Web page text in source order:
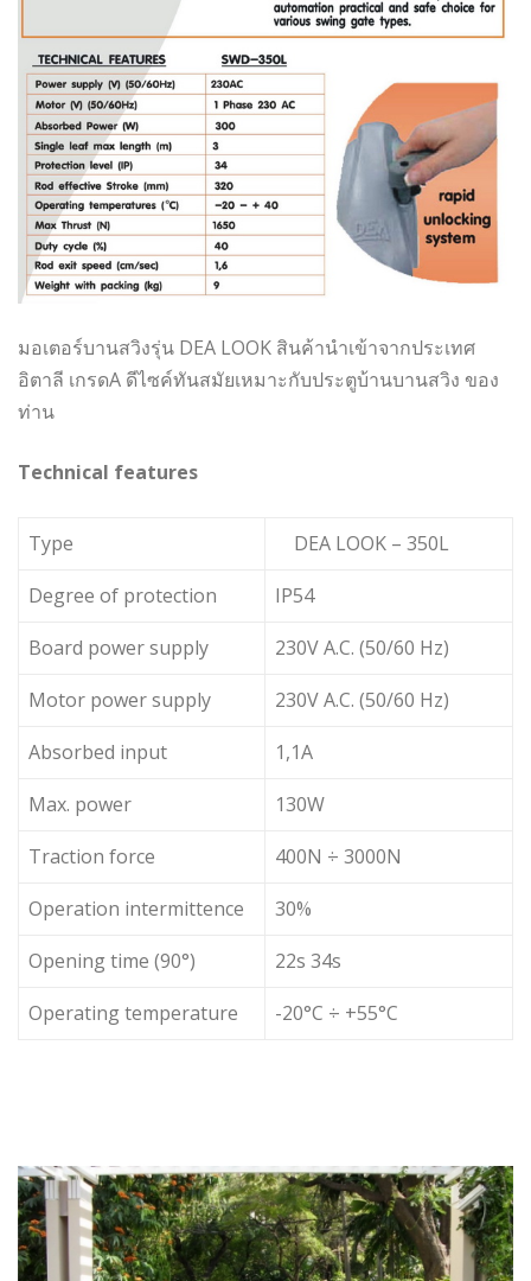
มอเตอร์บานสวิงรุ่น DEA LOOK สินค้านำเข้าจากประเทศ
อิตาลี เกรดA ดีไซค์ทันสมัยเหมาะกับประตูบ้านบานสวิง ของ
ท่าน
Technical features
Type
DEA LOOK – 350L
Degree of protection
IP54
Board power supply
230V A.C. (50/60 Hz)
Motor power supply
230V A.C. (50/60 Hz)
Absorbed input
1,1A
Max. power
130W
Traction force
400N ÷ 3000N
Operation intermittence
30%
Opening time (90°)
22s 34s
Operating temperature
-20°C ÷ +55°C